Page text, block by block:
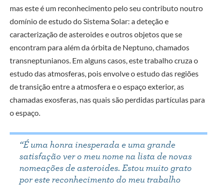
mas este é um reconhecimento pelo seu contributo noutro
domínio de estudo do Sistema Solar: a deteção e
caracterização de asteroides e outros objetos que se
encontram para além da órbita de Neptuno, chamados
transneptunianos. Em alguns casos, este trabalho cruza o
estudo das atmosferas, pois envolve o estudo das regiões
de transição entre a atmosfera e o espaço exterior, as
chamadas exosferas, nas quais são perdidas partículas para
o espaço.
“É uma honra inesperada e uma grande
satisfação ver o meu nome na lista de novas
nomeações de asteroides. Estou muito grato
por este reconhecimento do meu trabalho